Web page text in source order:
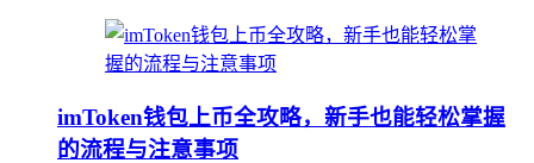
imToken钱包上币全攻略，新手也能轻松掌握
的流程与注意事项